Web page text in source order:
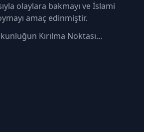
olaylara bakmayı ve İslami
amaç edinmiştir.
Kırılma Noktası...